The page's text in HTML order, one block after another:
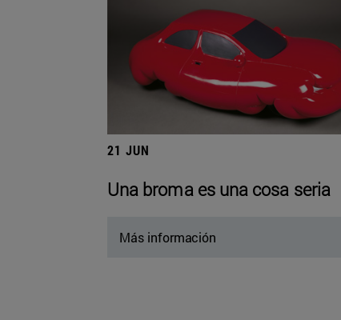
21 JUN
Una broma es una cosa seria
Más información